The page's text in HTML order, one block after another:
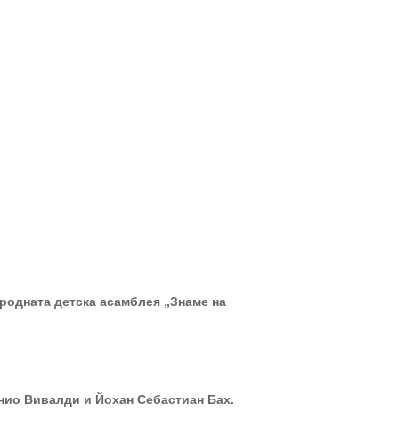
детска асамблея „Знаме на
Вивалди и Йохан Себастиан Бах.